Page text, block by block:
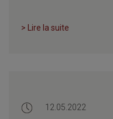
> Lire la suite
12.05.2022